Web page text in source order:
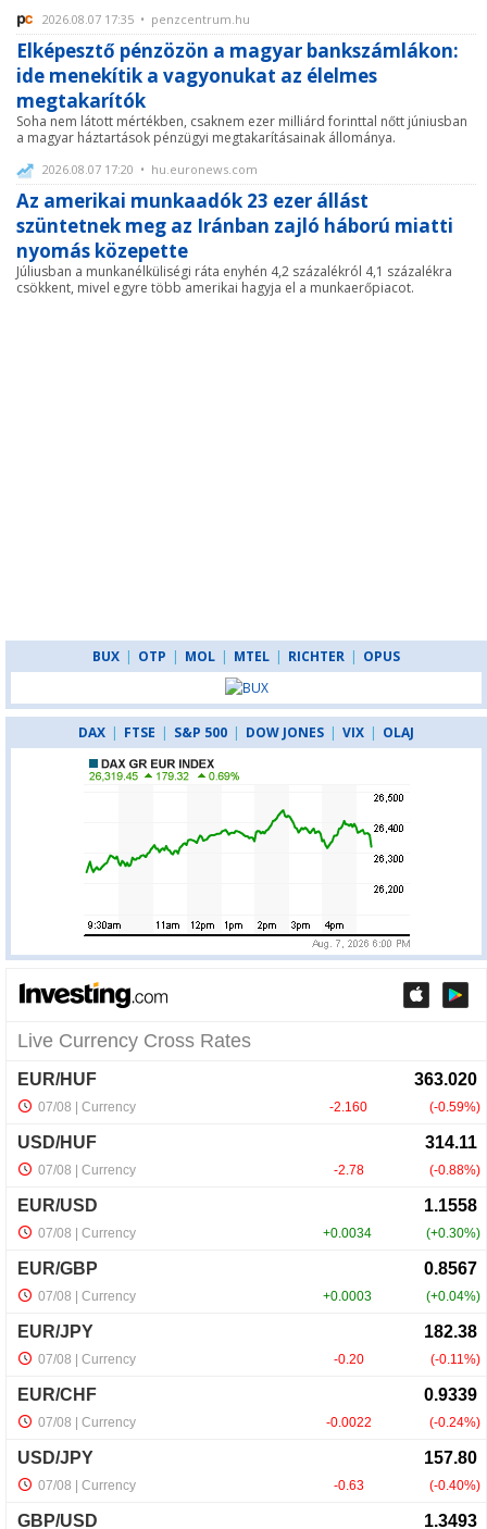
2026.08.07 17:35 • penzcentrum.hu
Elképesztő pénzözön a magyar bankszámlákon:
ide menekítik a vagyonukat az élelmes
megtakarítók
Soha nem látott mértékben, csaknem ezer milliárd forinttal nőtt júniusban
a magyar háztartások pénzügyi megtakarításainak állománya.
2026.08.07 17:20 • hu.euronews.com
Az amerikai munkaadók 23 ezer állást
szüntetnek meg az Iránban zajló háború miatti
nyomás közepette
Júliusban a munkanélküliségi ráta enyhén 4,2 százalékról 4,1 százalékra
csökkent, mivel egyre több amerikai hagyja el a munkaerőpiacot.
BUX | OTP | MOL | MTEL | RICHTER | OPUS
DAX | FTSE | S&P 500 | DOW JONES | VIX | OLAJ